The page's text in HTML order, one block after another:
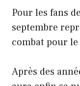
Pour les fans
septembre
combat pour
Après des